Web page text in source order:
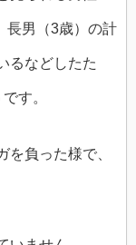
長男（3歳）の計
るなどしたた
す。
を負った様で、